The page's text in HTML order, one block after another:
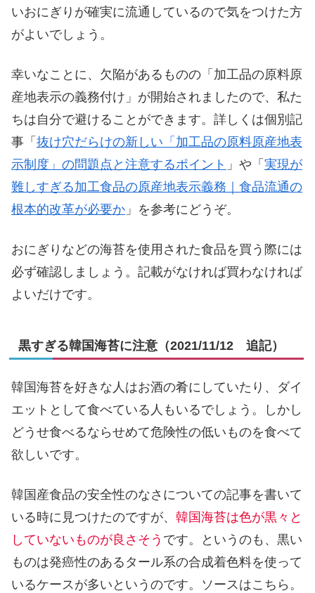
いおにぎりが確実に流通しているので気をつけた方
がよいでしょう。
幸いなことに、欠陥があるものの「加工品の原料原
産地表示の義務付け」が開始されましたので、私た
ちは自分で避けることができます。詳しくは個別記
事「 抜け穴だらけの新しい「加工品の原料原産地表
示制度」の問題点と注意するポイント 」や「 実現が
難しすぎる加工食品の原産地表示義務｜食品流通の
根本的改革が必要か 」を参考にどうぞ。
おにぎりなどの海苔を使用された食品を買う際には
必ず確認しましょう。記載がなければ買わなければ
よいだけです。
黒すぎる韓国海苔に注意（2021/11/12 追記）
韓国海苔を好きな人はお酒の肴にしていたり、ダイ
エットとして食べている人もいるでしょう。しかし
どうせ食べるならせめて危険性の低いものを食べて
欲しいです。
韓国産食品の安全性のなさについての記事を書いて
いる時に見つけたのですが、 韓国海苔は色が黒々と
していないものが良さそう です。というのも、黒い
ものは発癌性のあるタール系の合成着色料を使って
いるケースが多いというのです。ソースはこちら。